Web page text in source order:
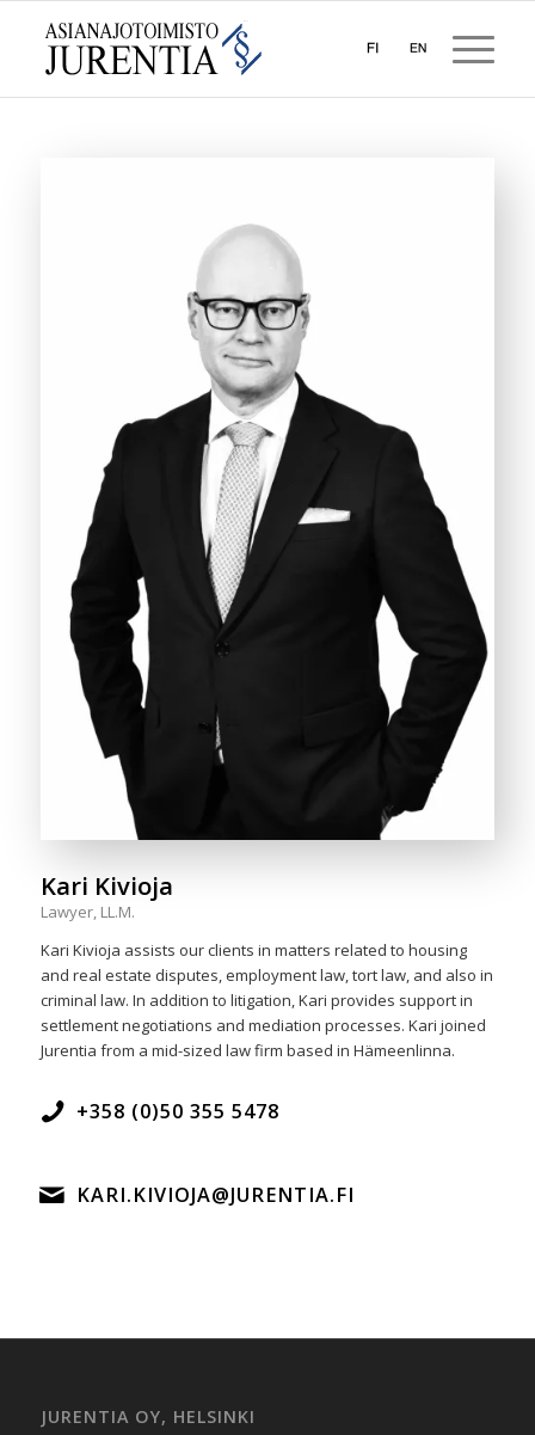
Kari Kivioja
Lawyer, LL.M.
Kari Kivioja assists our clients in matters related to housing
and real estate disputes, employment law, tort law, and also in
criminal law. In addition to litigation, Kari provides support in
settlement negotiations and mediation processes. Kari joined
Jurentia from a mid-sized law firm based in Hämeenlinna.
+358 (0)50 355 5478
KARI.KIVIOJA@JURENTIA.FI
JURENTIA OY, HELSINKI